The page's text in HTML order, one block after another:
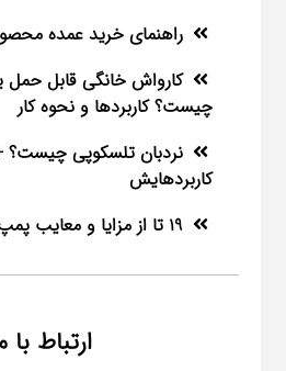
راهنمای خرید عمده
کارواش خانگی قابل حمل
چیست؟ کاربردها و نحوه کار
نردبان تلسکوپی چیست؟
کاربردهایش
19 تا از مزایا و معایب پمپ باد فندکی
ارتباط با